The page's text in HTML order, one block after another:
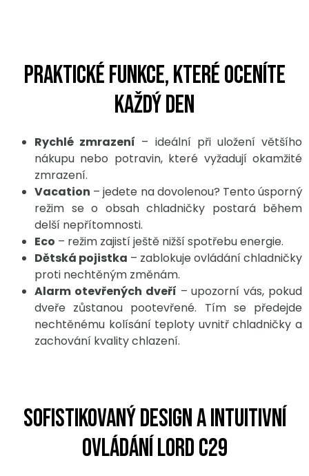
Praktické funkce, které oceníte
každý den
Rychlé zmrazení – ideální při uložení většího
nákupu nebo potravin, které vyžadují okamžité
zmrazení.
Vacation – jedete na dovolenou? Tento úsporný
režim se o obsah chladničky postará během
delší nepřítomnosti.
Eco – režim zajistí ještě nižší spotřebu energie.
Dětská pojistka – zablokuje ovládání chladničky
proti nechtěným změnám.
Alarm otevřených dveří – upozorní vás, pokud
dveře zůstanou pootevřené. Tím se předejde
nechtěnému kolísání teploty uvnitř chladničky a
zachování kvality chlazení.
Sofistikovaný design a intuitivní
ovládání LORD C29